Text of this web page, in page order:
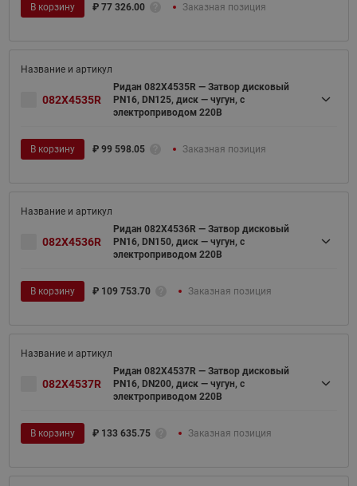
В корзину ₽ 77 326.00 Заказная позиция
082X4535R
Ридан 082X4535R — Затвор дисковый
PN16, DN125, диск — чугун, с
электроприводом 220В
В корзину ₽ 99 598.05 Заказная позиция
082X4536R
Ридан 082X4536R — Затвор дисковый
PN16, DN150, диск — чугун, с
электроприводом 220В
В корзину ₽ 109 753.70 Заказная позиция
082X4537R
Ридан 082X4537R — Затвор дисковый
PN16, DN200, диск — чугун, с
электроприводом 220В
В корзину ₽ 133 635.75 Заказная позиция